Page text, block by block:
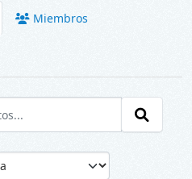
Miembros